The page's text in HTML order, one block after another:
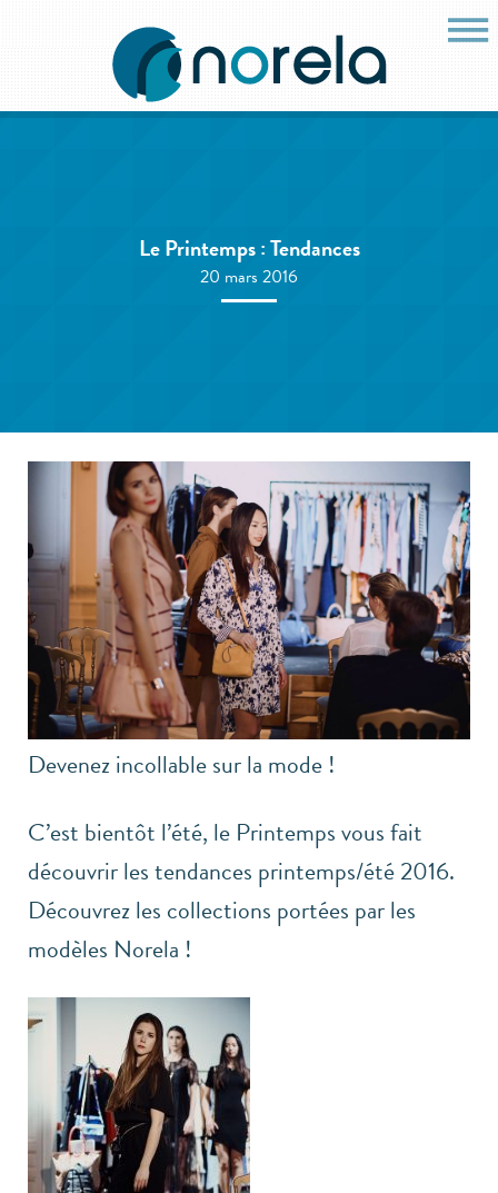
Le Printemps : Tendances
20 mars 2016
Devenez incollable sur la mode !
C’est bientôt l’été, le Printemps vous fait
découvrir les tendances printemps/été 2016.
Découvrez les collections portées par les
modèles Norela !